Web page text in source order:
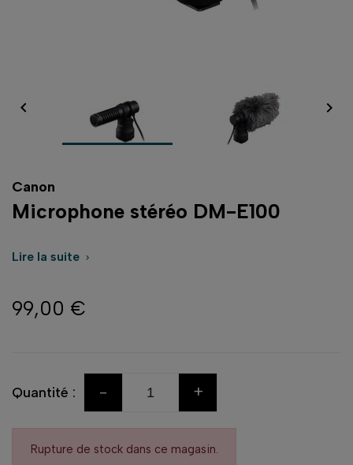
 
Canon
Microphone stéréo DM-E100
Lire la suite 
99,00 €
Quantité : - +
Rupture de stock dans ce magasin.